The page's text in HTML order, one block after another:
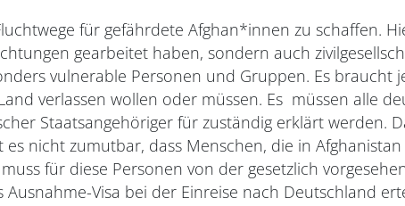
für gefährdete Afghan*innen zu schaffen.
gearbeitet haben, sondern auch
vulnerable Personen und Gruppen. Es braucht
verlassen wollen oder müssen. Es müssen alle
Staatsangehöriger für zuständig erklärt werden.
nicht zumutbar, dass Menschen, die in
für diese Personen von der gesetzlich
Visa bei der Einreise nach Deutschland